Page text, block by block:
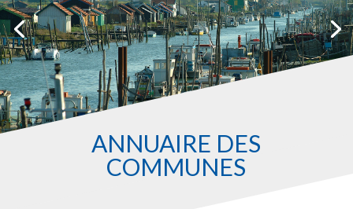
ANNUAIRE DES
COMMUNES